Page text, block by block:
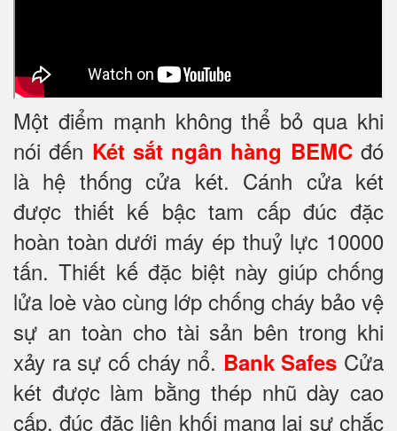
Một điểm mạnh không thể bỏ qua khi
nói đến Két sắt ngân hàng BEMC đó
là hệ thống cửa két. Cánh cửa két
được thiết kế bậc tam cấp đúc đặc
hoàn toàn dưới máy ép thuỷ lực 10000
tấn. Thiết kế đặc biệt này giúp chống
lửa loè vào cùng lớp chống cháy bảo vệ
sự an toàn cho tài sản bên trong khi
xảy ra sự cố cháy nổ. Bank Safes Cửa
két được làm bằng thép nhũ dày cao
cấp, đúc đặc liên khối mang lại sự chắc